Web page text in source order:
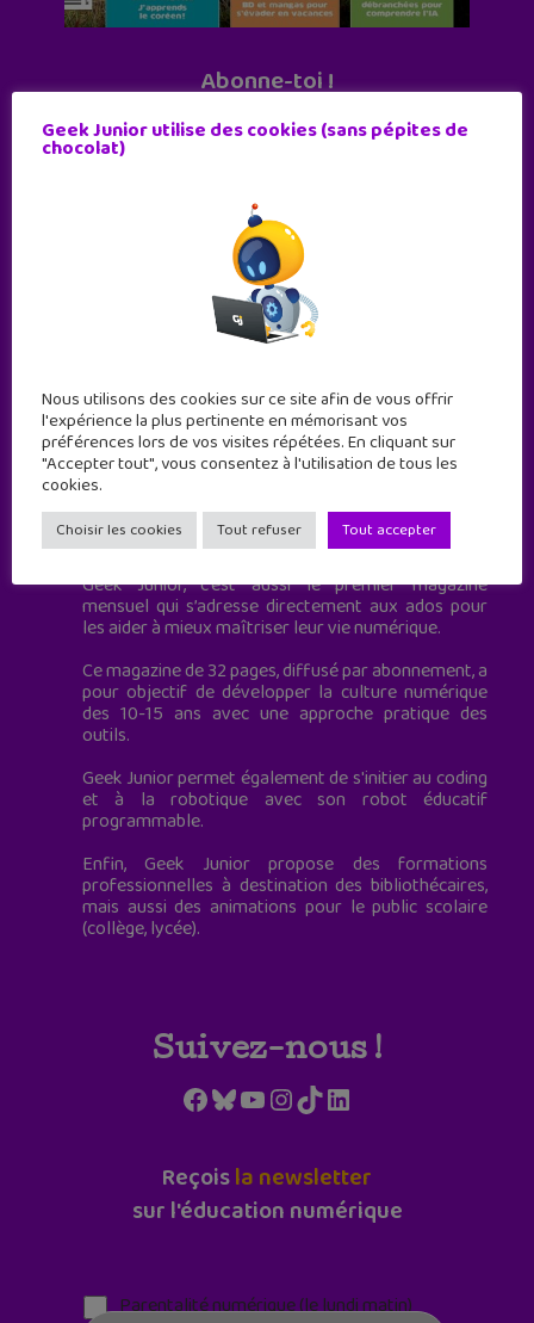
Abonne-toi !
11 numéros par an
Geek Junior est le premier site de culture numérique
à destination des adolescents.
Geek Junior, c’est aussi le premier magazine
mensuel qui s’adresse directement aux ados pour
les aider à mieux maîtriser leur vie numérique.
Ce magazine de 32 pages, diffusé par abonnement, a
pour objectif de développer la culture numérique
des 10-15 ans avec une approche pratique des
outils.
Geek Junior permet également de s'initier au coding
et à la robotique avec son robot éducatif
programmable.
Enfin, Geek Junior propose des formations
professionnelles à destination des bibliothécaires,
mais aussi des animations pour le public scolaire
(collège, lycée).
Suivez-nous !
Facebook
Bluesky
YouTube
Instagram
TikTokLinkedIn
Reçoisla newsletter
sur l'éducation numérique
Parentalité numérique (le lundi matin)
Geek Junior utilise des cookies (sans pépites de
chocolat)
Nous utilisons des cookies sur ce site afin de vous offrir
l'expérience la plus pertinente en mémorisant vos
préférences lors de vos visites répétées. En cliquant sur
"Accepter tout", vous consentez à l'utilisation de tous les
cookies.
Choisir les cookies Tout refuser Tout accepter